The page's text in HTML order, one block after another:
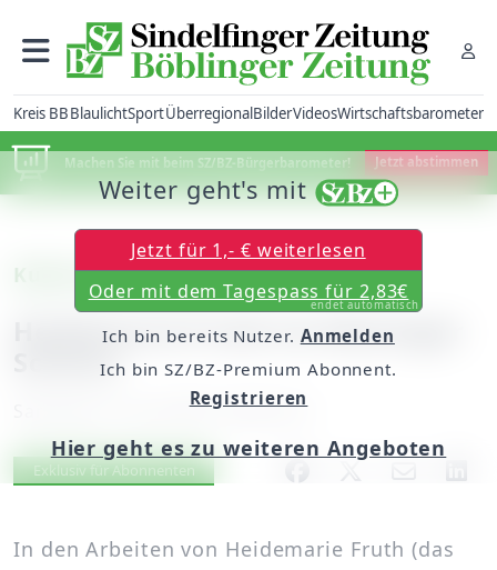
Kreis BBBlaulichtSportÜberregionalBilderVideosWirtschaftsbarometer
Machen Sie mit beim SZ/BZ-Bürgerbarometer! Jetzt abstimmen
Kulturvorschau (II)
Heidemarie Fruth im Dätzinger
Schloss
Samstag, 14. Juli 2007, 05:00 Uhr
Artikel vorlesen
Exklusiv für Abonnenten
In den Arbeiten von Heidemarie Fruth (das
Weiter geht's mit
Jetzt für 1,- € weiterlesen
Oder mit dem Tagespass für 2,83€
endet automatisch
Ich bin bereits Nutzer. Anmelden
Ich bin SZ/BZ-Premium Abonnent.
Registrieren
Hier geht es zu weiteren Angeboten